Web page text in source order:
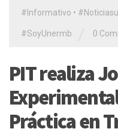
#Informativo •
#SoyUnermb 0
PIT realiza
Práctica en